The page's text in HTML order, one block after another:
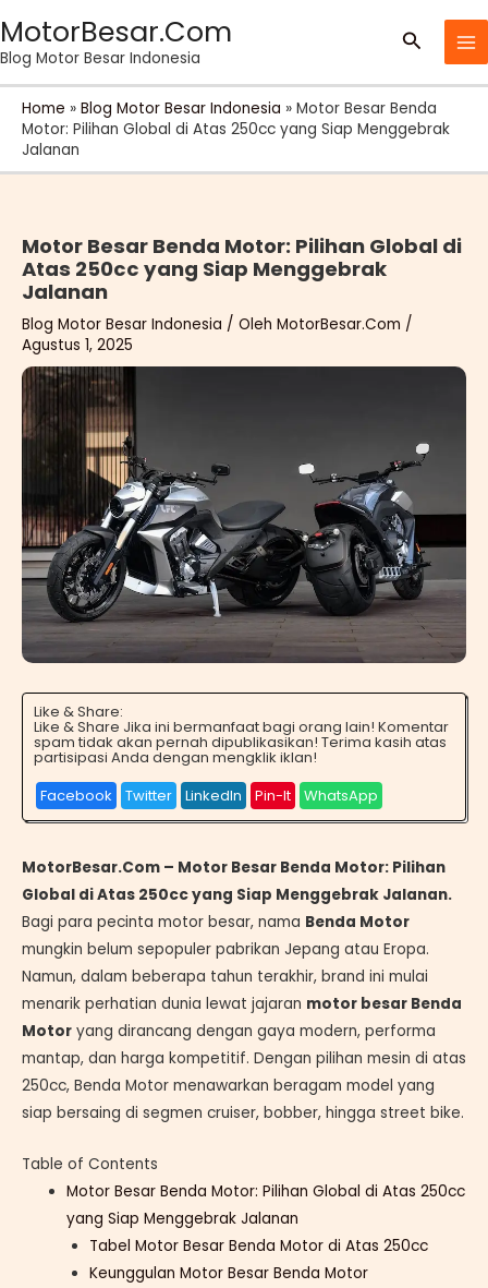
ke
konten
MotorBesar.Com
Blog Motor Besar Indonesia
Cari
Home » Blog Motor Besar Indonesia » Motor Besar Benda
Motor: Pilihan Global di Atas 250cc yang Siap Menggebrak
Jalanan
Motor Besar Benda Motor: Pilihan Global di
Atas 250cc yang Siap Menggebrak
Jalanan
Blog Motor Besar Indonesia / Oleh MotorBesar.Com /
Agustus 1, 2025
Like & Share:
Like & Share Jika ini bermanfaat bagi orang lain! Komentar
spam tidak akan pernah dipublikasikan! Terima kasih atas
partisipasi Anda dengan mengklik iklan!
Facebook
Twitter LinkedIn Pin-It WhatsApp
MotorBesar.Com – Motor Besar Benda Motor: Pilihan
Global di Atas 250cc yang Siap Menggebrak Jalanan.
Bagi para pecinta motor besar, nama Benda Motor
mungkin belum sepopuler pabrikan Jepang atau Eropa.
Namun, dalam beberapa tahun terakhir, brand ini mulai
menarik perhatian dunia lewat jajaran motor besar Benda
Motor yang dirancang dengan gaya modern, performa
mantap, dan harga kompetitif. Dengan pilihan mesin di atas
250cc, Benda Motor menawarkan beragam model yang
siap bersaing di segmen cruiser, bobber, hingga street bike.
Table of Contents
Motor Besar Benda Motor: Pilihan Global di Atas 250cc
yang Siap Menggebrak Jalanan
Tabel Motor Besar Benda Motor di Atas 250cc
Keunggulan Motor Besar Benda Motor